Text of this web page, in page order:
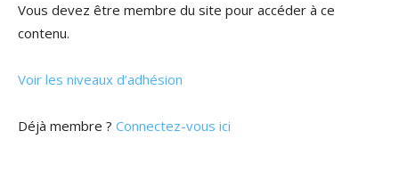
Vous devez être membre du site pour accéder à ce
contenu.
Voir les niveaux d’adhésion
Déjà membre ? Connectez-vous ici